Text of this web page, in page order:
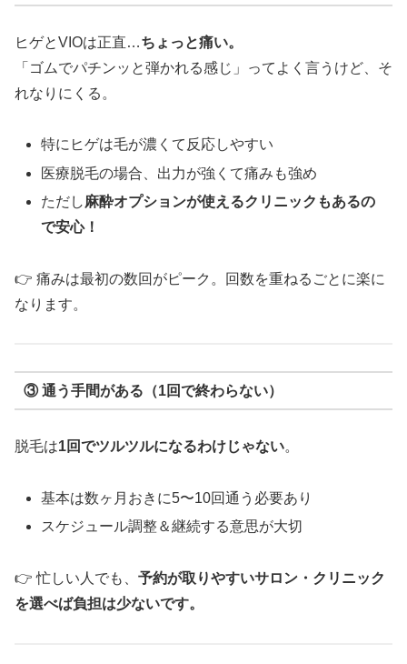
ヒゲとVIOは正直…ちょっと痛い。
「ゴムでパチンッと弾かれる感じ」ってよく言うけど、そ
れなりにくる。
特にヒゲは毛が濃くて反応しやすい
医療脱毛の場合、出力が強くて痛みも強め
ただし麻酔オプションが使えるクリニックもあるの
で安心！
👉 痛みは最初の数回がピーク。回数を重ねるごとに楽に
なります。
③ 通う手間がある（1回で終わらない）
脱毛は1回でツルツルになるわけじゃない。
基本は数ヶ月おきに5〜10回通う必要あり
スケジュール調整＆継続する意思が大切
👉 忙しい人でも、 予約が取りやすいサロン・クリニック
を選べば負担は少ないです。